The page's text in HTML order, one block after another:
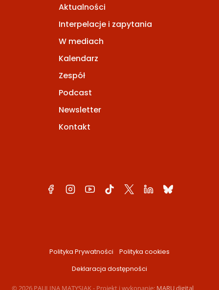
Aktualności
Interpelacje i zapytania
W mediach
Kalendarz
Zespół
Podcast
Newsletter
Kontakt
© 2026 PAULINA MATYSIAK - Projekt i wykonanie: MARU digital
Polityka Prywatności Polityka cookies
Deklaracja dostępności